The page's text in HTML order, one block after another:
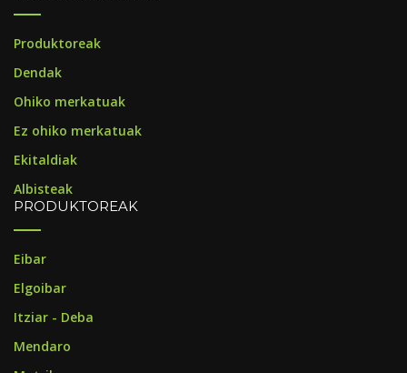
Produktoreak
Dendak
Ohiko merkatuak
Ez ohiko merkatuak
Ekitaldiak
Albisteak
PRODUKTOREAK
Eibar
Elgoibar
Itziar - Deba
Mendaro